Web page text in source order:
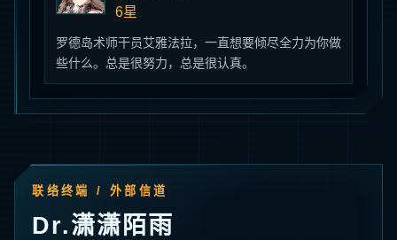
6星
罗德岛术师干员艾雅法拉，一直想要倾尽全力为你做
些什么。总是很努力，总是很认真。
联络终端 / 外部信道
Dr.潇潇陌雨